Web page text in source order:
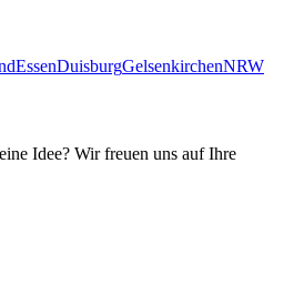
EssenDuisburgGelsenkirchenNRW
Idee? Wir freuen uns auf Ihre